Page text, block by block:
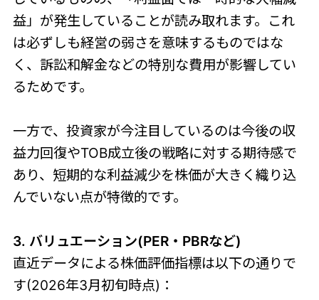
益」が発生していることが読み取れます。これ
は必ずしも経営の弱さを意味するものではな
く、訴訟和解金などの特別な費用が影響してい
るためです。
一方で、投資家が今注目しているのは今後の収
益力回復やTOB成立後の戦略に対する期待感で
あり、短期的な利益減少を株価が大きく織り込
んでいない点が特徴的です。
3. バリュエーション(PER・PBRなど)
直近データによる株価評価指標は以下の通りで
す(2026年3月初旬時点)：